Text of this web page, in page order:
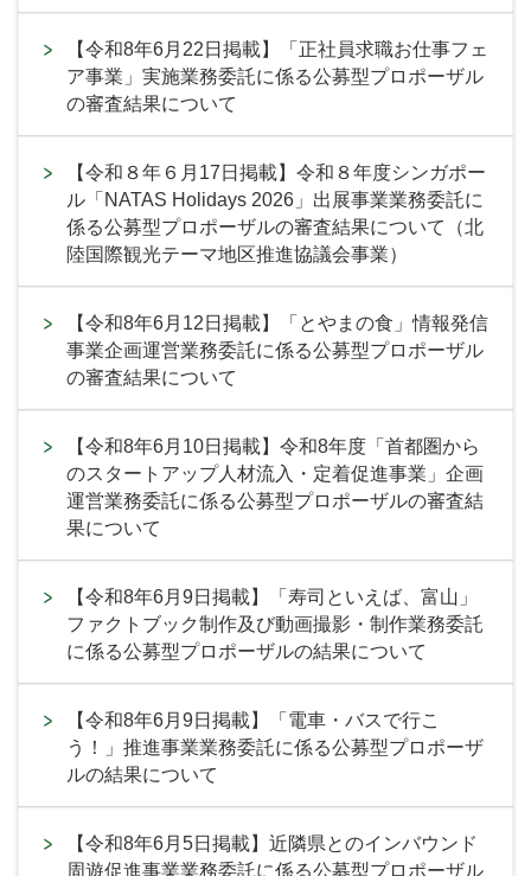
【令和8年6月22日掲載】「正社員求職お仕事フェ
ア事業」実施業務委託に係る公募型プロポーザル
の審査結果について
【令和８年６月17日掲載】令和８年度シンガポー
ル「NATAS Holidays 2026」出展事業業務委託に
係る公募型プロポーザルの審査結果について（北
陸国際観光テーマ地区推進協議会事業）
【令和8年6月12日掲載】「とやまの食」情報発信
事業企画運営業務委託に係る公募型プロポーザル
の審査結果について
【令和8年6月10日掲載】令和8年度「首都圏から
のスタートアップ人材流入・定着促進事業」企画
運営業務委託に係る公募型プロポーザルの審査結
果について
【令和8年6月9日掲載】「寿司といえば、富山」
ファクトブック制作及び動画撮影・制作業務委託
に係る公募型プロポーザルの結果について
【令和8年6月9日掲載】「電車・バスで行こ
う！」推進事業業務委託に係る公募型プロポーザ
ルの結果について
【令和8年6月5日掲載】近隣県とのインバウンド
周遊促進事業業務委託に係る公募型プロポーザル